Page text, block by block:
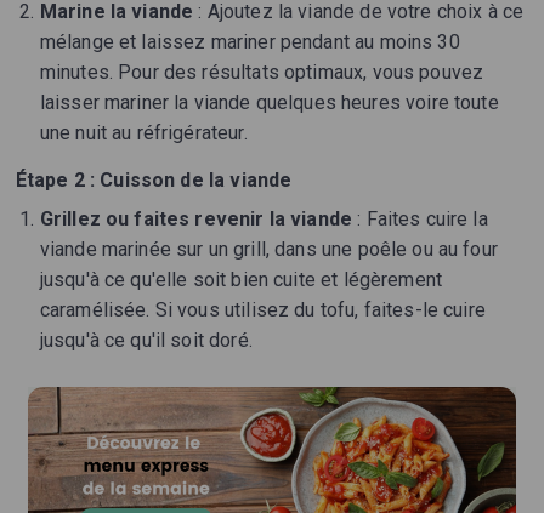
Marine la viande : Ajoutez la viande de votre choix à ce
mélange et laissez mariner pendant au moins 30
minutes. Pour des résultats optimaux, vous pouvez
laisser mariner la viande quelques heures voire toute
une nuit au réfrigérateur.
Étape 2 : Cuisson de la viande
Grillez ou faites revenir la viande : Faites cuire la
viande marinée sur un grill, dans une poêle ou au four
jusqu'à ce qu'elle soit bien cuite et légèrement
caramélisée. Si vous utilisez du tofu, faites-le cuire
jusqu'à ce qu'il soit doré.